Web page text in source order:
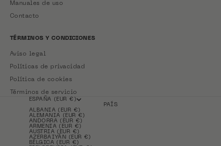
Manuales de uso
Contacto
TÉRMINOS Y CONDICIONES
Aviso legal
Políticas de privacidad
Política de cookies
Términos de servicio
ESPAÑA (EUR €)
PAÍS
ALBANIA (EUR €)
ALEMANIA (EUR €)
ANDORRA (EUR €)
ARMENIA (EUR €)
AUSTRIA (EUR €)
AZERBAIYÁN (EUR €)
BÉLGICA (EUR €)